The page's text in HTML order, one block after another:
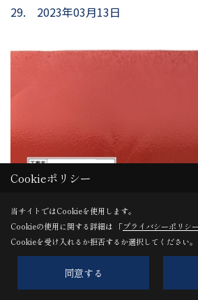
29. 2023年03月13日
塗装工事
上塗り・・ｸﾘｰﾝﾏｲﾙﾄﾞｳﾚﾀﾝ 汚れにく
Cookieポリシー
当サイトではCookieを使用します。
Cookieの使用に関する詳細は 「プライバシーポリシー
Cookieを受け入れるか拒否するか選択してください。
同意する